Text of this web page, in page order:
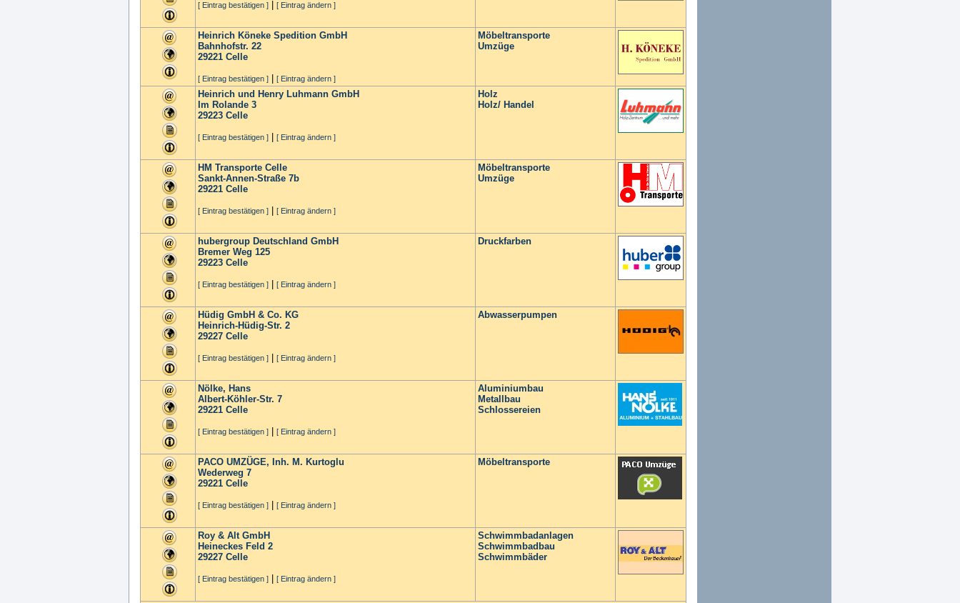
[ Eintrag bestätigen ] [ Eintrag ändern ]
Heinrich Köneke Spedition GmbH
Bahnhofstr. 22
29221 Celle
[ Eintrag bestätigen ] [ Eintrag ändern ]
Möbeltransporte
Umzüge
Heinrich und Henry Luhmann GmbH
Im Rolande 3
29223 Celle
[ Eintrag bestätigen ] [ Eintrag ändern ]
Holz
Holz/ Handel
HM Transporte Celle
Sankt-Annen-Straße 7b
29221 Celle
[ Eintrag bestätigen ] [ Eintrag ändern ]
Möbeltransporte
Umzüge
hubergroup Deutschland GmbH
Bremer Weg 125
29223 Celle
[ Eintrag bestätigen ] [ Eintrag ändern ]
Druckfarben
Hüdig GmbH & Co. KG
Heinrich-Hüdig-Str. 2
29227 Celle
[ Eintrag bestätigen ] [ Eintrag ändern ]
Abwasserpumpen
Nölke, Hans
Albert-Köhler-Str. 7
29221 Celle
[ Eintrag bestätigen ] [ Eintrag ändern ]
Aluminiumbau
Metallbau
Schlossereien
PACO UMZÜGE, Inh. M. Kurtoglu
Wederweg 7
29221 Celle
[ Eintrag bestätigen ] [ Eintrag ändern ]
Möbeltransporte
Roy & Alt GmbH
Heineckes Feld 2
29227 Celle
[ Eintrag bestätigen ] [ Eintrag ändern ]
Schwimmbadanlagen
Schwimmbadbau
Schwimmbäder